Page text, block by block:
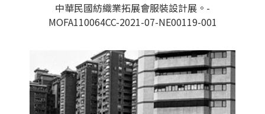
中華民國紡織業拓展會服裝設計展。-
MOFA110064CC-2021-07-NE00119-001